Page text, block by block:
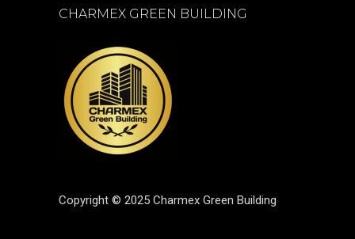
CHARMEX GREEN BUILDING
Copyright © 2025 Charmex Green Building